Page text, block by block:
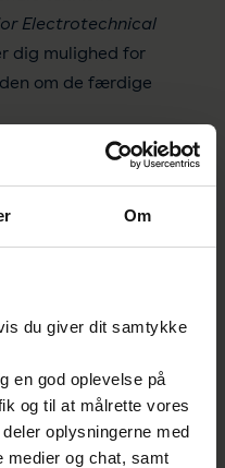
Om
du giver dit samtykke
en god oplevelse på
og til at målrette vores
oplysningerne med
medier og chat, samt
Electrotechnical
dig mulighed for
om de færdige
du mulighed for at
om, hvilke